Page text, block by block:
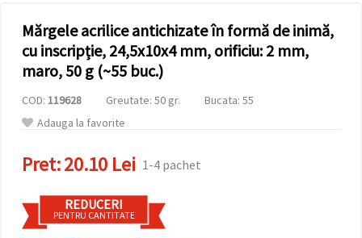
site!" Sau să
vă indicați
preferințele
selectând
cookie -uri
dat și
făcând clic
"Salvați"
Аcceptati
toate!
Mărgele acrilice antichizate în formă de inimă,
cu inscripție, 24,5x10x4 mm, orificiu: 2 mm,
maro, 50 g (~55 buc.)
COD: 119628 Greutate: 50 gr.
Bucata: 55
Adauga la favorite
Pret:20.10 Lei 1-4 pachet
REDUCERI
PENTRU CANTITATE